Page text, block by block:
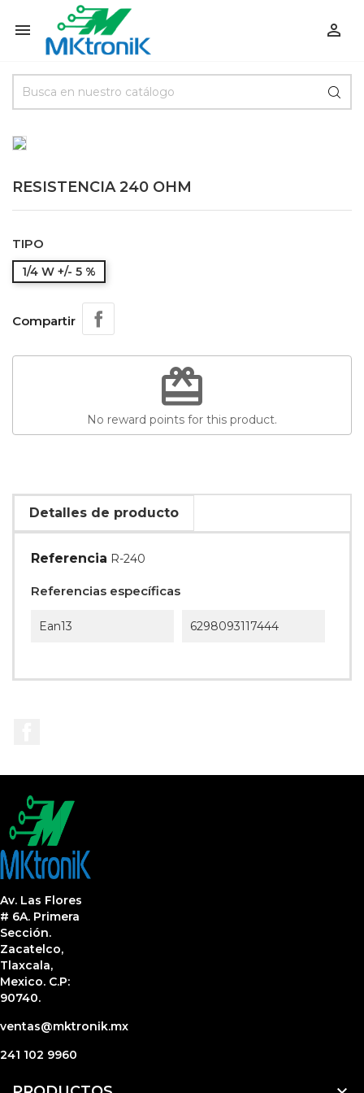
 
RESISTENCIA 240 OHM
TIPO
1/4 W +/- 5 %
Compartir
redeem
No reward points for this product.
Detalles de producto
Referencia R-240
Referencias específicas
Ean13 6298093117444
Av. Las Flores
# 6A. Primera
Sección.
Zacatelco,
Tlaxcala,
Mexico. C.P:
90740.
ventas@mktronik.mx
241 102 9960